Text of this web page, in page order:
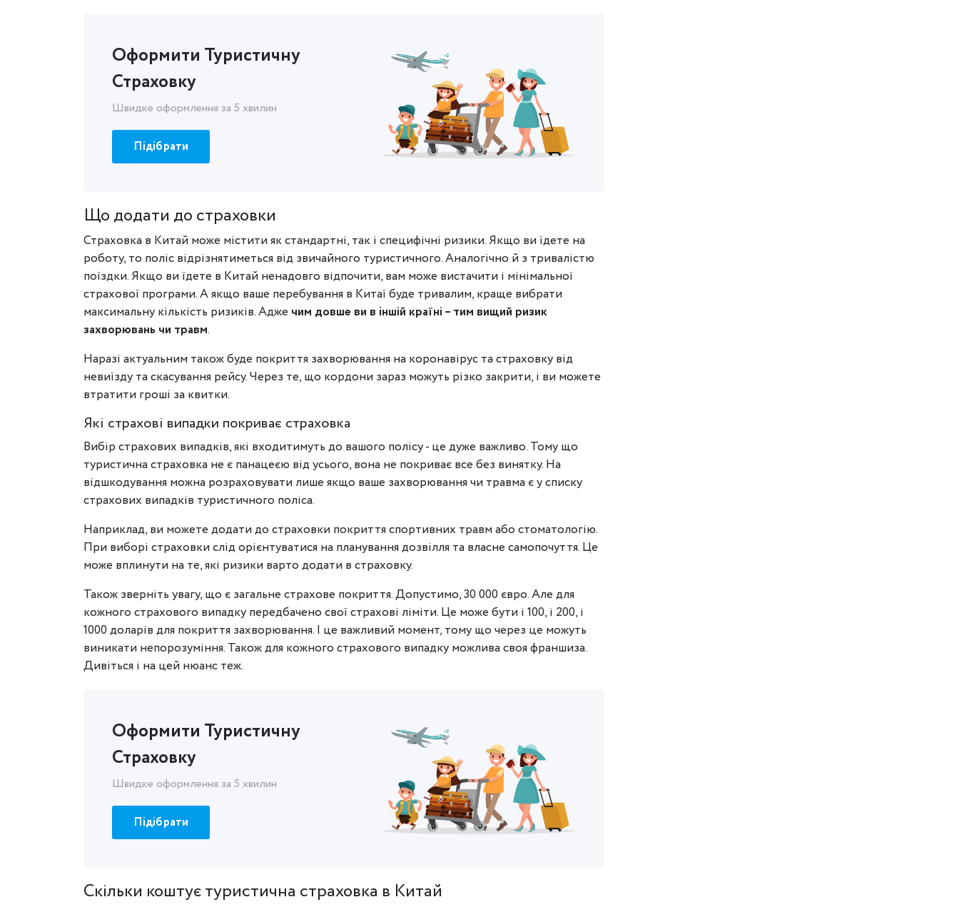
Оформити Туристичну
Страховку
Швидке оформлення за 5 хвилин
Підібрати
Що додати до страховки
Страховка в Китай може містити як стандартні, так і специфічні ризики. Якщо ви їдете на
роботу, то поліс відрізнятиметься від звичайного туристичного. Аналогічно й з тривалістю
поїздки. Якщо ви їдете в Китай ненадовго відпочити, вам може вистачити і мінімальної
страхової програми. А якщо ваше перебування в Китаї буде тривалим, краще вибрати
максимальну кількість ризиків. Адже чим довше ви в іншій країні – тим вищий ризик
захворювань чи травм.
Наразі актуальним також буде покриття захворювання на коронавірус та страховку від
невиїзду та скасування рейсу. Через те, що кордони зараз можуть різко закрити, і ви можете
втратити гроші за квитки.
Які страхові випадки покриває страховка
Вибір страхових випадків, які входитимуть до вашого полісу - це дуже важливо. Тому що
туристична страховка не є панацеєю від усього, вона не покриває все без винятку. На
відшкодування можна розраховувати лише якщо ваше захворювання чи травма є у списку
страхових випадків туристичного поліса.
Наприклад, ви можете додати до страховки покриття спортивних травм або стоматологію.
При виборі страховки слід орієнтуватися на планування дозвілля та власне самопочуття. Це
може вплинути на те, які ризики варто додати в страховку.
Також зверніть увагу, що є загальне страхове покриття. Допустимо, 30 000 євро. Але для
кожного страхового випадку передбачено свої страхові ліміти. Це може бути і 100, і 200, і
1000 доларів для покриття захворювання. І це важливий момент, тому що через це можуть
виникати непорозуміння. Також для кожного страхового випадку можлива своя франшиза.
Дивіться і на цей нюанс теж.
Оформити Туристичну
Страховку
Швидке оформлення за 5 хвилин
Підібрати
Скільки коштує туристична страховка в Китай